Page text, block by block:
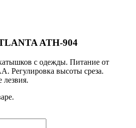
ATH-904
с одежды. Питание от
Регулировка высоты среза.